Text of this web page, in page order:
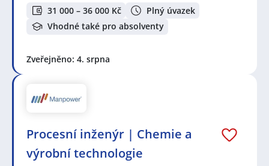
31 000 – 36 000 Kč
Plný úvazek
Vhodné také pro absolventy
Zveřejněno: 4. srpna
Procesní inženýr | Chemie a
výrobní technologie